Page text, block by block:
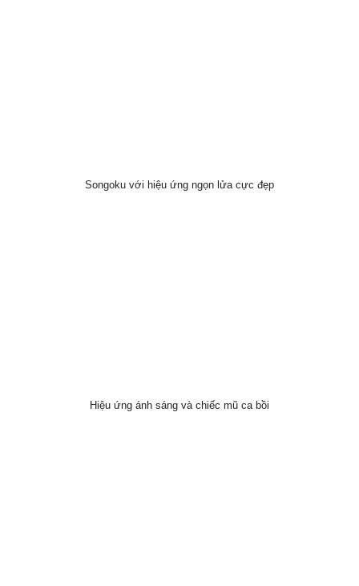
Songoku với hiệu ứng ngọn lửa cực đẹp
Hiệu ứng ánh sáng và chiếc mũ ca bồi